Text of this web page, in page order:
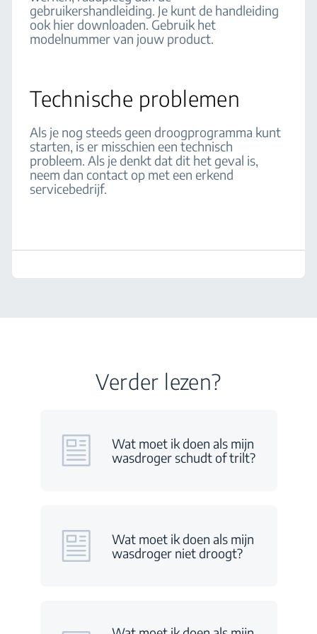
gebruikershandleiding. Je kunt de handleiding
ook hier downloaden. Gebruik het
modelnummer van jouw product.
Technische problemen
Als je nog steeds geen droogprogramma kunt
starten, is er misschien een technisch
probleem. Als je denkt dat dit het geval is,
neem dan contact op met een erkend
servicebedrijf.
Verder lezen?
Wat moet ik doen als mijn
wasdroger schudt of trilt?
Wat moet ik doen als mijn
wasdroger niet droogt?